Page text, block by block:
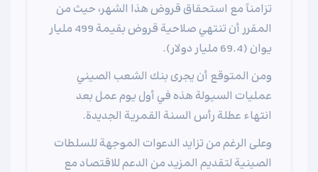
تزامناً مع استحقاق قروض هذا الشهر، حيث من
المقرر أن تنتهي صلاحية قروض بقيمة 499 مليار
يوان (69.4 مليار دولار).
ومن المتوقع أن يجرى بنك الشعب الصيني
عمليات السيولة هذه في أول يوم عمل بعد
انتهاء عطلة رأس السنة القمرية الجديدة.
وعلى الرغم من تزايد الدعوات الموجهة للسلطات
الصينية لتقديم المزيد من الدعم للاقتصاد مع